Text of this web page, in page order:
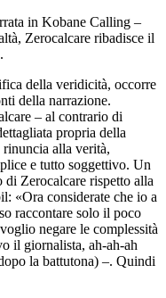
in Kobane Calling –
Zerocalcare ribadisce il
della veridicità, occorre
della narrazione.
– al contrario di
propria della
alla verità,
e tutto soggettivo. Un
di Zerocalcare rispetto alla
«Ora considerate che io a
raccontare solo il poco
negare le complessità
il giornalista, ah-ah-ah
la battutona) –. Quindi